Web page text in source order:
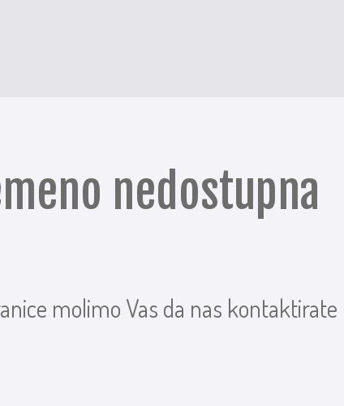
nedostupna
molimo Vas da nas kontaktirate